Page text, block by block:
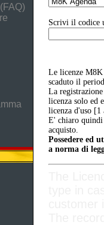
Scrivi il codice
Le licenze M8K
scaduto il
La
licenza solo ed
licenza d'uso [1
E' chiaro quindi
acquisto.
Possedere ed
a norma di